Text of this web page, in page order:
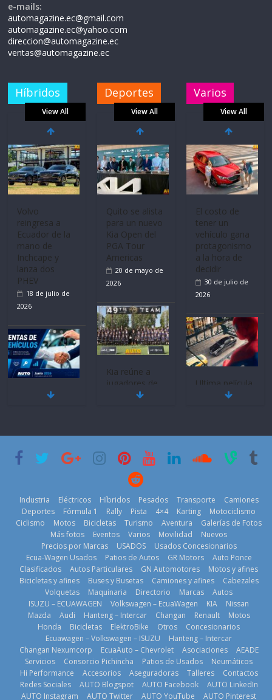
e-mails:
automagazine.ec@gmail.com
automagazine.ec@yahoo.com
direccion@automagazine.ec
ventas@automagazine.ec
Híbridos
View All
Volvo
reingresa a
Ecuador de la
mano de
Inchcape y
lanza dos
PHEV
18 de julio de
2026
Mercado
historia
11 de julio de
BMW, Toyota,
Bosch y
prueban flota
que usa
gasolina 100%
renovable
25 de julio de
2026
Deportes
View All
Quito se alista
para un nuevo
Kia Open del
PGA Tour
Americas
20 de mayo de
2026
Kia reúne a
jugadores de
fútbol de todo
2026
La Vuelta al
Ecuador 2026,
edición 47ª,
recorre 7
provincias en 8
días
1 de agosto de
2026
Varios
View All
El costo de
tener un
vehículo gana
protagonismo
a la hora de
decidir
30 de julio de
2026
Ultima película
‘Spider‑Man:
29 de julio de
¿Qué puede
pasar con tu
vehículo si
permanece
varios días sin
usar?
3 de agosto de
2026
Industria Eléctricos Híbridos Pesados Transporte
Camiones
Deportes
Fórmula 1 Rally Pista 4×4 Karting
Motociclismo
Ciclismo
Motos Bicicletas Turismo Aventura
Galerías de Fotos
Más fotos
Eventos Varios Movilidad
Nuevos
Precios por Marcas
USADOS
Usados Concesionarios
Ecua-Wagen Usados
Patios de Autos GR Motors
Auto Ponce
Clasificados
Autos Particulares GN Automotores
Motos y afines
Bicicletas y afines
Buses y Busetas Camiones y afines
Cabezales
Volquetas
Maquinaria Directorio Marcas
Autos
ISUZU – ECUAWAGEN
Volkswagen – EcuaWagen KIA
Nissan
Mazda
Audi Hanteng – Intercar Changan Renault
Motos
Honda
Bicicletas ElektroBike Otros
Concesionarios
Ecuawagen – Volkswagen – ISUZU
Hanteng – Intercar
Changan Nexumcorp
EcuaAuto – Chevrolet Asociaciones
AEADE
Servicios
Consorcio Pichincha Patios de Usados
Neumáticos
Hi Performance
Accesorios Aseguradoras Talleres
Contactos
Redes Sociales
AUTO Blogspot AUTO Facebook
AUTO LinkedIn
AUTO Instagram
AUTO Twitter AUTO YouTube AUTO Pinterest